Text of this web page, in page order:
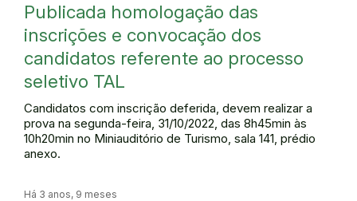
Publicada homologação das
inscrições e convocação dos
candidatos referente ao processo
seletivo TAL
Candidatos com inscrição deferida, devem realizar a
prova na segunda-feira, 31/10/2022, das 8h45min às
10h20min no Miniauditório de Turismo, sala 141, prédio
anexo.
Há 3 anos, 9 meses